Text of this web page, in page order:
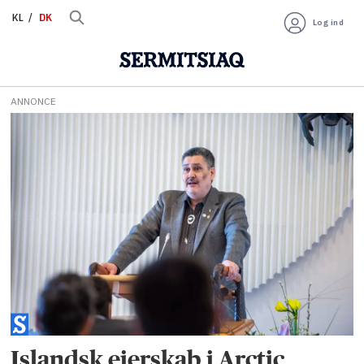
KL DK Log ind
Tag:
napaattooq
ANNONCE
Islandsk ejerskab i Arctic